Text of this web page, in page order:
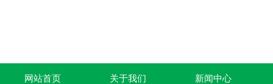
网站首页 关于我们 新闻中心